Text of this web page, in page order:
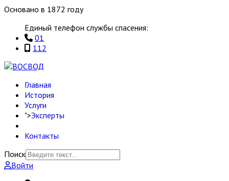
Основано в 1872 году
Единый телефон службы спасения:
01
112
Главная
История
Услуги
">Эксперты
Контакты
Поиск
Войти